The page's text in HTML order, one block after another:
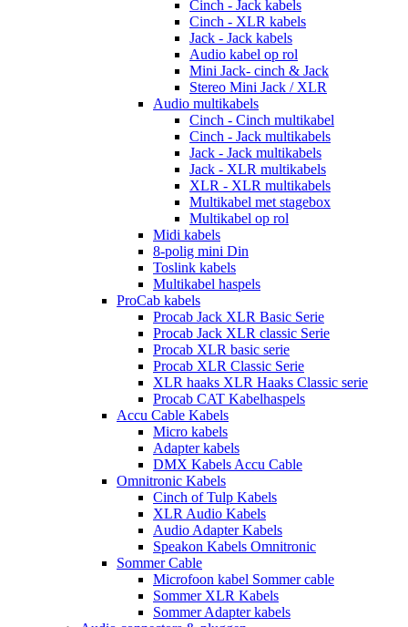
Cinch - Jack kabels
Cinch - XLR kabels
Jack - Jack kabels
Audio kabel op rol
Mini Jack- cinch & Jack
Stereo Mini Jack / XLR
Audio multikabels
Cinch - Cinch multikabel
Cinch - Jack multikabels
Jack - Jack multikabels
Jack - XLR multikabels
XLR - XLR multikabels
Multikabel met stagebox
Multikabel op rol
Midi kabels
8-polig mini Din
Toslink kabels
Multikabel haspels
ProCab kabels
Procab Jack XLR Basic Serie
Procab Jack XLR classic Serie
Procab XLR basic serie
Procab XLR Classic Serie
XLR haaks XLR Haaks Classic serie
Procab CAT Kabelhaspels
Accu Cable Kabels
Micro kabels
Adapter kabels
DMX Kabels Accu Cable
Omnitronic Kabels
Cinch of Tulp Kabels
XLR Audio Kabels
Audio Adapter Kabels
Speakon Kabels Omnitronic
Sommer Cable
Microfoon kabel Sommer cable
Sommer XLR Kabels
Sommer Adapter kabels